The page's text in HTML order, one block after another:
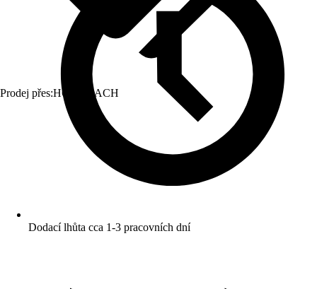
Prodej přes:HORNBACH
Dodací lhůta cca 1-3 pracovních dní